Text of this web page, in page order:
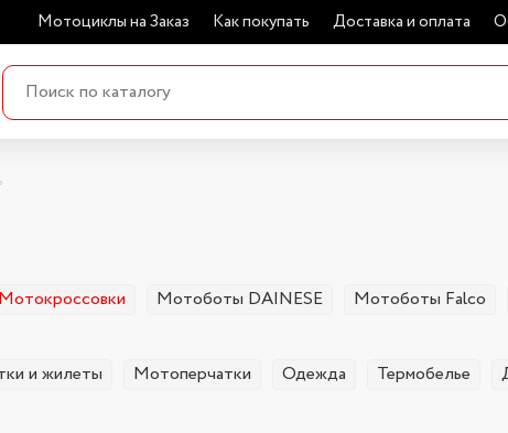
Мотоциклы на Заказ Как покупать Доставка и оплата
Мотокроссовки Мотоботы DAINESE Мотоботы Falco
и жилеты Мотоперчатки Одежда Термобелье